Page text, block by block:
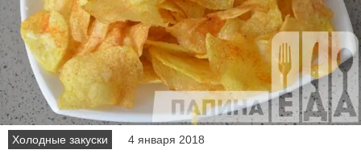
Холодные закуски 4 января 2018